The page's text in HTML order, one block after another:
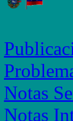
Notas
Notas